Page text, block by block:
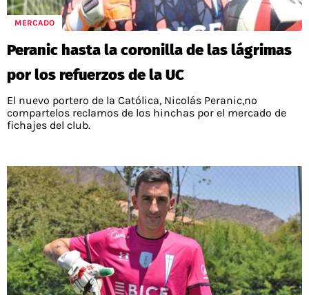
MERCADO
Peranic hasta la coronilla de las lágrimas
por los refuerzos de la UC
El nuevo portero de la Católica, Nicolás Peranic,no
compartelos reclamos de los hinchas por el mercado de
fichajes del club.